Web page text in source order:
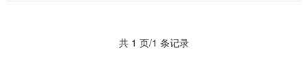
共 1 页/1 条记录